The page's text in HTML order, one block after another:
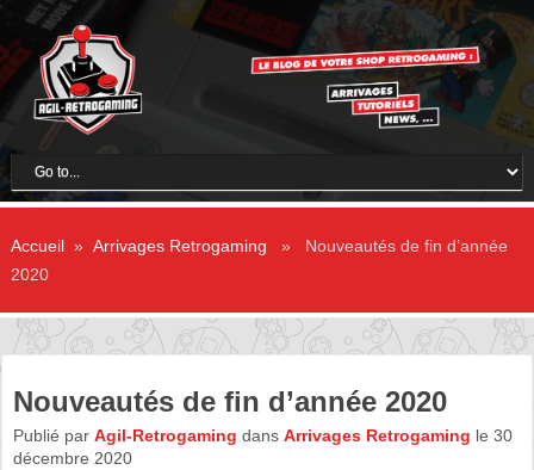
Accueil» Arrivages Retrogaming » Nouveautés de fin d’année
2020
Nouveautés de fin d’année 2020
Publié parAgil-Retrogaming dansArrivages Retrogaming le 30
décembre 2020